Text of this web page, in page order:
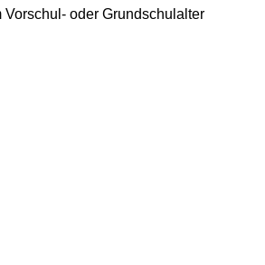
Vorschul- oder Grundschulalter